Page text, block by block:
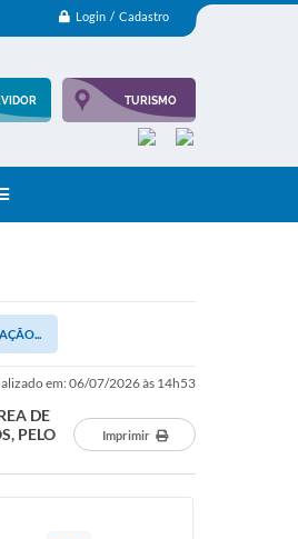
Login / Cadastro
TURISMO
em: 06/07/2026 às 14h53
DE
PELO
Imprimir